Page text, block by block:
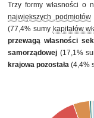
Trzy formy własności o
największych podmiotów
(77,4% sumy kapitałów
przewagą własności
samorządowej (17,1%
krajowa pozostała (4,4%